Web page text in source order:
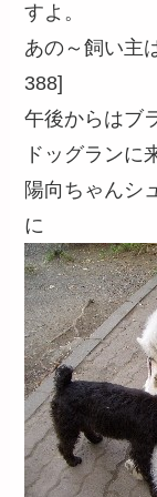
すよ。
あの～飼い主
388]
午後からはブ
ドッグランに
陽向ちゃんシ
に